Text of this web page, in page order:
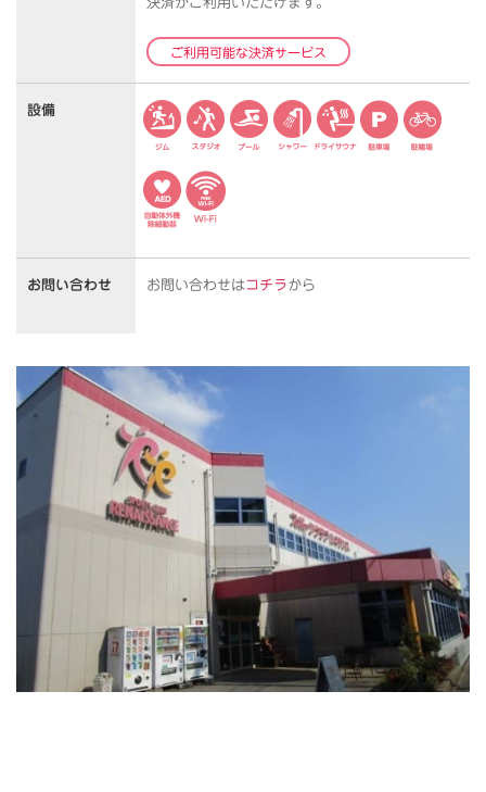
ご利用可能な決済サービス
設備
お問い合わせ お問い合わせはコチラから